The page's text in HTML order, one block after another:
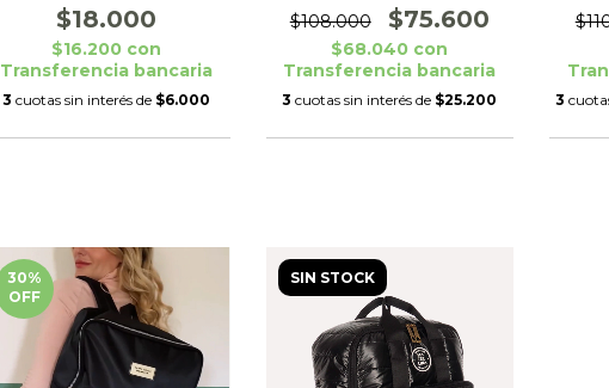
$18.000
$16.200 con
Transferencia bancaria
3 cuotas sin interés de $6.000
$108.000
$75.600
$68.040 con
Transferencia bancaria
3 cuotas sin interés de $25.200 3
30%
OFF
SIN STOCK